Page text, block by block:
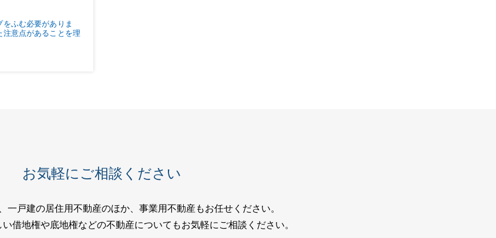
ふむ必要がありま
意点があることを理
お気軽にご相談ください
一戸建の居住用不動産のほか、事業用不動産もお任せください。
借地権や底地権などの不動産についてもお気軽にご相談ください。